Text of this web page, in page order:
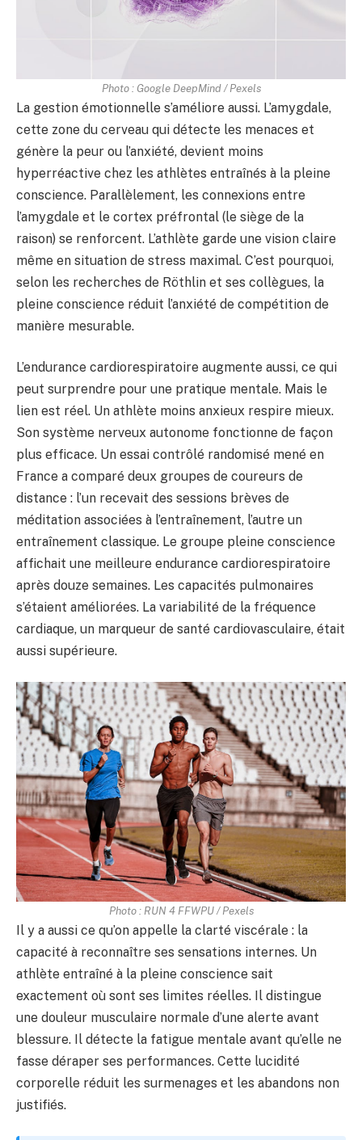
Photo : Google DeepMind / Pexels
La gestion émotionnelle s’améliore aussi. L’amygdale,
cette zone du cerveau qui détecte les menaces et
génère la peur ou l’anxiété, devient moins
hyperréactive chez les athlètes entraînés à la pleine
conscience. Parallèlement, les connexions entre
l’amygdale et le cortex préfrontal (le siège de la
raison) se renforcent. L’athlète garde une vision claire
même en situation de stress maximal. C’est pourquoi,
selon les recherches de Röthlin et ses collègues, la
pleine conscience réduit l’anxiété de compétition de
manière mesurable.
L’endurance cardiorespiratoire augmente aussi, ce qui
peut surprendre pour une pratique mentale. Mais le
lien est réel. Un athlète moins anxieux respire mieux.
Son système nerveux autonome fonctionne de façon
plus efficace. Un essai contrôlé randomisé mené en
France a comparé deux groupes de coureurs de
distance : l’un recevait des sessions brèves de
méditation associées à l’entraînement, l’autre un
entraînement classique. Le groupe pleine conscience
affichait une meilleure endurance cardiorespiratoire
après douze semaines. Les capacités pulmonaires
s’étaient améliorées. La variabilité de la fréquence
cardiaque, un marqueur de santé cardiovasculaire, était
aussi supérieure.
Photo : RUN 4 FFWPU / Pexels
Il y a aussi ce qu’on appelle la clarté viscérale : la
capacité à reconnaître ses sensations internes. Un
athlète entraîné à la pleine conscience sait
exactement où sont ses limites réelles. Il distingue
une douleur musculaire normale d’une alerte avant
blessure. Il détecte la fatigue mentale avant qu’elle ne
fasse déraper ses performances. Cette lucidité
corporelle réduit les surmenages et les abandons non
justifiés.